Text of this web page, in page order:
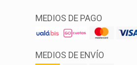
MEDIOS DE PAGO
MEDIOS DE ENVÍO